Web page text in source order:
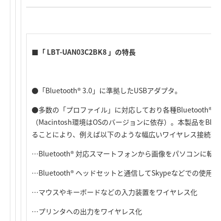
■「 LBT-UAN03C2BK8 」の特長
●「Bluetooth® 3.0」に準拠したUSBアダプタ。
●多数の「プロファイル」に対応しており各種Bluetooth®
（Macintosh環境はOSのバージョンに依存）。本製品を
ることにより、例えば以下のような幅広いワイヤレス接続環
…Bluetooth® 対応スマートフォンから画像をパソコンに転送
…Bluetooth® ヘッドセットと通信してSkypeなどでの使用
…マウスやキーボードなどの入力装置をワイヤレス化
…プリンタへの出力をワイヤレス化